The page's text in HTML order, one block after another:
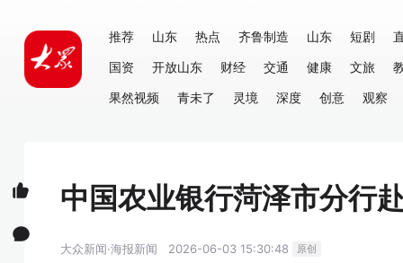
推荐 山东 热点 齐鲁制造 山东 短剧
国资
开放山东 财经 交通 健康 文旅
果然视频
青未了 灵境 深度 创意 观察
中国农业银行菏泽市分行
大众新闻·海报新闻 2026-06-03 15:30:48 原创